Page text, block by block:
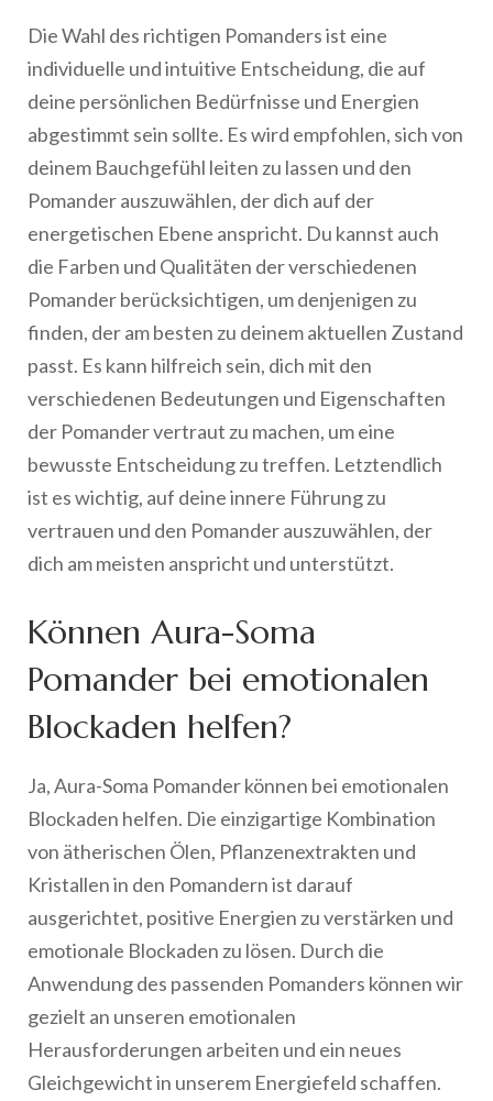
Die Wahl des richtigen Pomanders ist eine
individuelle und intuitive Entscheidung, die auf
deine persönlichen Bedürfnisse und Energien
abgestimmt sein sollte. Es wird empfohlen, sich von
deinem Bauchgefühl leiten zu lassen und den
Pomander auszuwählen, der dich auf der
energetischen Ebene anspricht. Du kannst auch
die Farben und Qualitäten der verschiedenen
Pomander berücksichtigen, um denjenigen zu
finden, der am besten zu deinem aktuellen Zustand
passt. Es kann hilfreich sein, dich mit den
verschiedenen Bedeutungen und Eigenschaften
der Pomander vertraut zu machen, um eine
bewusste Entscheidung zu treffen. Letztendlich
ist es wichtig, auf deine innere Führung zu
vertrauen und den Pomander auszuwählen, der
dich am meisten anspricht und unterstützt.
Können Aura-Soma
Pomander bei emotionalen
Blockaden helfen?
Ja, Aura-Soma Pomander können bei emotionalen
Blockaden helfen. Die einzigartige Kombination
von ätherischen Ölen, Pflanzenextrakten und
Kristallen in den Pomandern ist darauf
ausgerichtet, positive Energien zu verstärken und
emotionale Blockaden zu lösen. Durch die
Anwendung des passenden Pomanders können wir
gezielt an unseren emotionalen
Herausforderungen arbeiten und ein neues
Gleichgewicht in unserem Energiefeld schaffen.